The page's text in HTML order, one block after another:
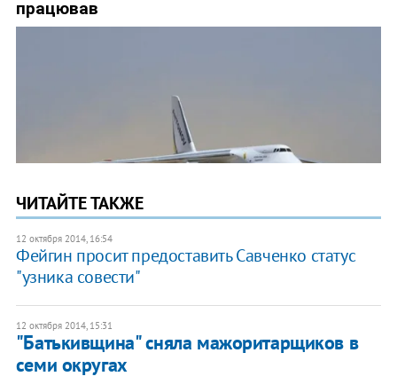
ЧИТАЙТЕ ТАКЖЕ
12 октября 2014, 16:54
Фейгин просит предоставить Савченко статус
"узника совести"
12 октября 2014, 15:31
"Батькивщина" сняла мажоритарщиков в
семи округах